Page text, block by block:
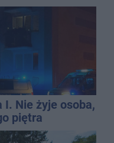
Nie żyje osoba,
piętra